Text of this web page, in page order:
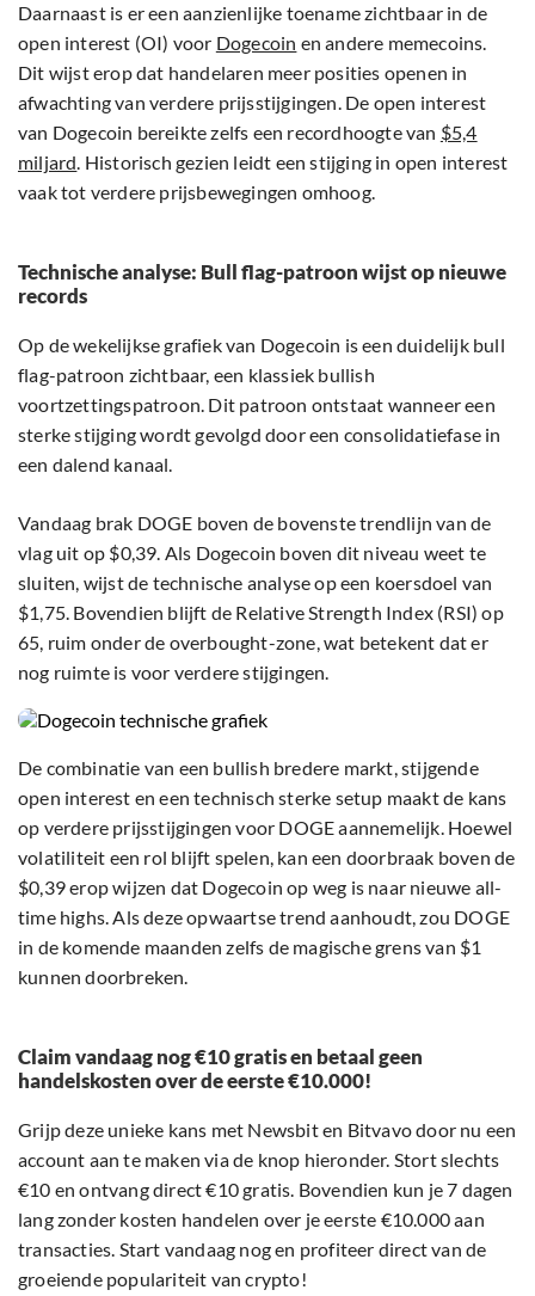
Daarnaast is er een aanzienlijke toename zichtbaar in de
open interest (OI) voor Dogecoin en andere memecoins.
Dit wijst erop dat handelaren meer posities openen in
afwachting van verdere prijsstijgingen. De open interest
van Dogecoin bereikte zelfs een recordhoogte van $5,4
miljard. Historisch gezien leidt een stijging in open interest
vaak tot verdere prijsbewegingen omhoog.
Technische analyse: Bull flag-patroon wijst op nieuwe
records
Op de wekelijkse grafiek van Dogecoin is een duidelijk bull
flag-patroon zichtbaar, een klassiek bullish
voortzettingspatroon. Dit patroon ontstaat wanneer een
sterke stijging wordt gevolgd door een consolidatiefase in
een dalend kanaal.
Vandaag brak DOGE boven de bovenste trendlijn van de
vlag uit op $0,39. Als Dogecoin boven dit niveau weet te
sluiten, wijst de technische analyse op een koersdoel van
$1,75. Bovendien blijft de Relative Strength Index (RSI) op
65, ruim onder de overbought-zone, wat betekent dat er
nog ruimte is voor verdere stijgingen.
De combinatie van een bullish bredere markt, stijgende
open interest en een technisch sterke setup maakt de kans
op verdere prijsstijgingen voor DOGE aannemelijk. Hoewel
volatiliteit een rol blijft spelen, kan een doorbraak boven de
$0,39 erop wijzen dat Dogecoin op weg is naar nieuwe all-
time highs. Als deze opwaartse trend aanhoudt, zou DOGE
in de komende maanden zelfs de magische grens van $1
kunnen doorbreken.
Claim vandaag nog €10 gratis en betaal geen
handelskosten over de eerste €10.000!
Grijp deze unieke kans met Newsbit en Bitvavo door nu een
account aan te maken via de knop hieronder. Stort slechts
€10 en ontvang direct €10 gratis. Bovendien kun je 7 dagen
lang zonder kosten handelen over je eerste €10.000 aan
transacties. Start vandaag nog en profiteer direct van de
groeiende populariteit van crypto!